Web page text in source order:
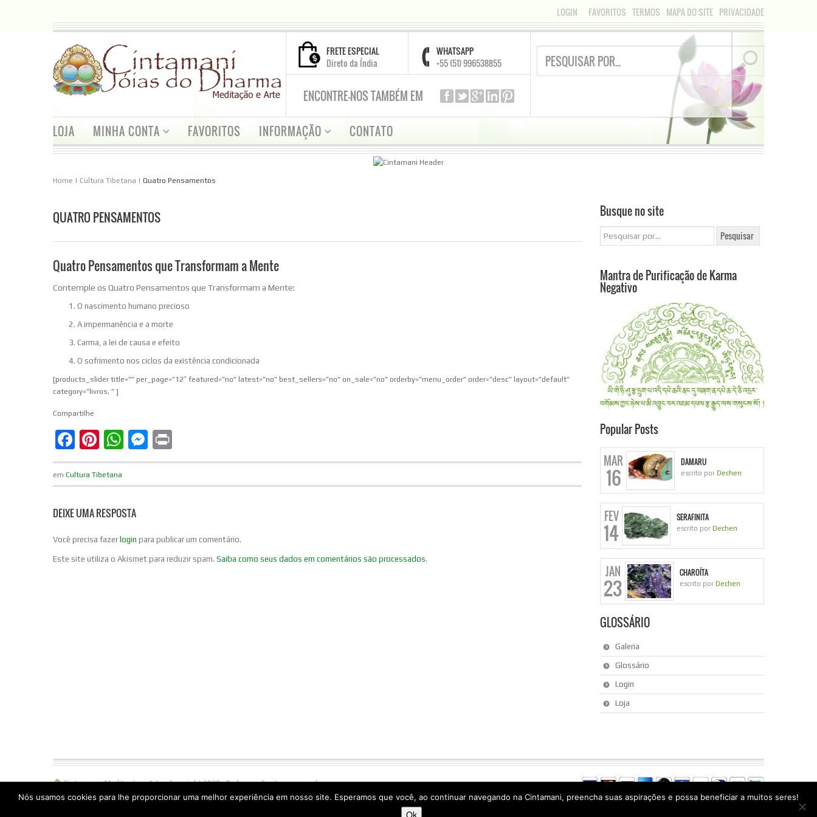
LOGIN FAVORITOS TERMOS MAPA DO SITE PRIVACIDADE
FRETE ESPECIAL
Direto da Índia
WHATSAPP
+55 (51) 996538855
ENCONTRE-NOS TAMBÉM EM
LOJA MINHA CONTA FAVORITOS INFORMAÇÃO CONTATO
Home | Cultura Tibetana | Quatro Pensamentos
QUATRO PENSAMENTOS
Quatro Pensamentos que Transformam a Mente
Contemple os Quatro Pensamentos que Transformam a Mente:
O nascimento humano precioso
A impermanência e a morte
Carma, a lei de causa e efeito
O sofrimento nos ciclos da existência condicionada
[products_slider title=”” per_page=”12″ featured=”no” latest=”no” best_sellers=”no” on_sale=”no” orderby=”menu_order” order=”desc” layout=”default”
category=”livros, ” ]
Compartilhe
Facebook
Pinterest
WhatsApp
Messenger
em Cultura Tibetana
DEIXE UMA RESPOSTA
Você precisa fazer login para publicar um comentário.
Este site utiliza o Akismet para reduzir spam. Saiba como seus dados em comentários são processados.
Busque no site
Mantra de Purificação de Karma
Negativo
Popular Posts
MAR
16
DAMARU
escrito por Dechen
FEV
14
SERAFINITA
escrito por Dechen
JAN
23
CHAROÍTA
escrito por Dechen
GLOSSÁRIO
Galeria
Glossário
Login
Loja
Cintamani - Meditação e Arte - Copyright 2020 - Todos os direitos reservados.
Shree Dawa Lama MEI - CNPJ 12.721.424/0001-24 - Rua Lado do Lótus, 108/ Linha Águas Brancas,
Nós usamos cookies para lhe proporcionar uma melhor experiência em nosso site. Esperamos que você, ao continuar navegando na Cintamani, preencha suas aspirações e possa beneficiar a muitos seres!
Ok